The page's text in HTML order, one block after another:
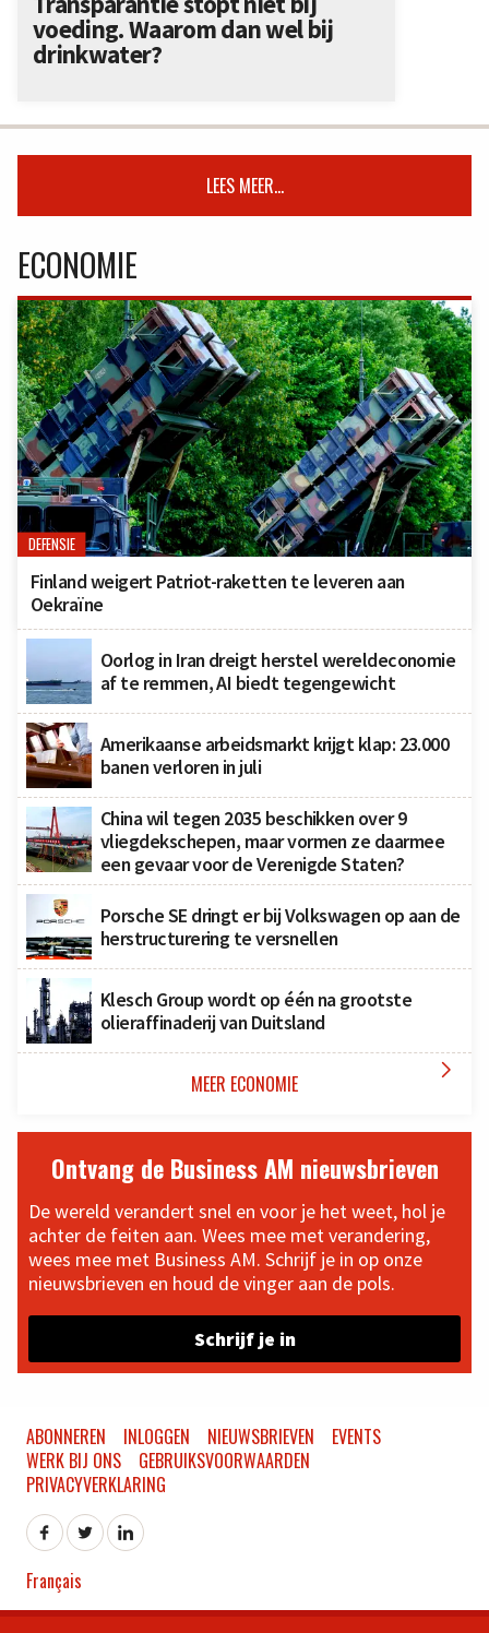
voeding. Waarom dan wel bij
drinkwater?
LEES MEER...
ECONOMIE
DEFENSIE
Finland weigert Patriot-raketten te leveren aan
Oekraïne
Oorlog in Iran dreigt herstel wereldeconomie
af te remmen, AI biedt tegengewicht
Amerikaanse arbeidsmarkt krijgt klap: 23.000
banen verloren in juli
China wil tegen 2035 beschikken over 9
vliegdekschepen, maar vormen ze daarmee
een gevaar voor de Verenigde Staten?
Porsche SE dringt er bij Volkswagen op aan de
herstructurering te versnellen
Klesch Group wordt op één na grootste
olieraffinaderij van Duitsland
MEER ECONOMIE 
Ontvang de Business AM nieuwsbrieven
De wereld verandert snel en voor je het weet, hol je
achter de feiten aan. Wees mee met verandering,
wees mee met Business AM. Schrijf je in op onze
nieuwsbrieven en houd de vinger aan de pols.
Schrijf je in
ABONNEREN INLOGGEN NIEUWSBRIEVEN
EVENTS
WERK BIJ ONS
GEBRUIKSVOORWAARDEN
PRIVACYVERKLARING
Français